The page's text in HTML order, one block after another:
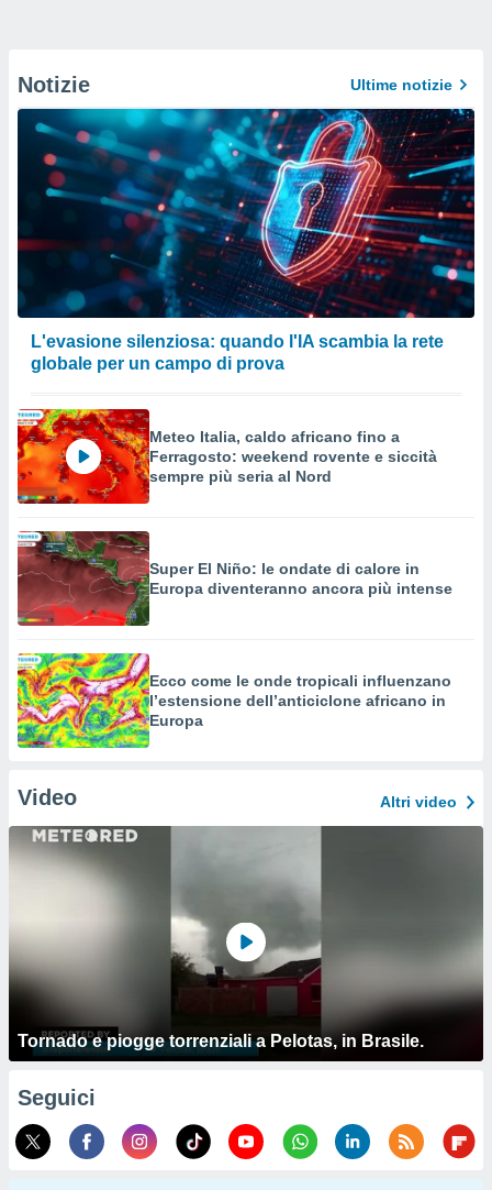
Notizie Ultime notizie
L'evasione silenziosa: quando l'IA scambia la rete
globale per un campo di prova
Meteo Italia, caldo africano fino a
Ferragosto: weekend rovente e siccità
sempre più seria al Nord
Super El Niño: le ondate di calore in
Europa diventeranno ancora più intense
Ecco come le onde tropicali influenzano
l’estensione dell’anticiclone africano in
Europa
Video Altri video
Tornado e piogge torrenziali a Pelotas, in Brasile.
Seguici